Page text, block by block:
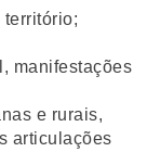
manifestações
e rurais,
articulações